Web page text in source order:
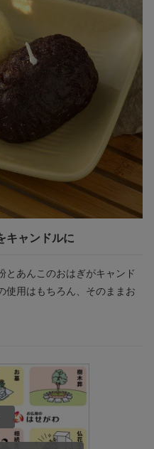
キャンドルに
とあんこのおはぎがキャンド
使用はもちろん、そのままお